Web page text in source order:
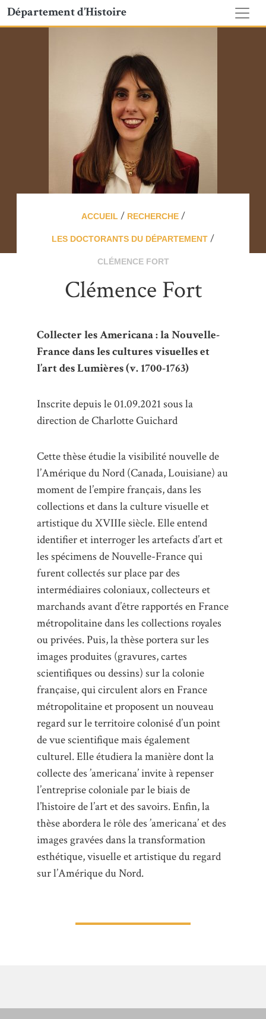
Département d’Histoire
ACCUEIL/ RECHERCHE/
LES DOCTORANTS DU DÉPARTEMENT /
CLÉMENCE FORT
Clémence Fort
Collecter les Americana : la Nouvelle-
France dans les cultures visuelles et
l’art des Lumières (v. 1700-1763)
Inscrite depuis le 01.09.2021 sous la
direction de Charlotte Guichard
Cette thèse étudie la visibilité nouvelle de
l’Amérique du Nord (Canada, Louisiane) au
moment de l’empire français, dans les
collections et dans la culture visuelle et
artistique du XVIIIe siècle. Elle entend
identifier et interroger les artefacts d’art et
les spécimens de Nouvelle-France qui
furent collectés sur place par des
intermédiaires coloniaux, collecteurs et
marchands avant d’être rapportés en France
métropolitaine dans les collections royales
ou privées. Puis, la thèse portera sur les
images produites (gravures, cartes
scientifiques ou dessins) sur la colonie
française, qui circulent alors en France
métropolitaine et proposent un nouveau
regard sur le territoire colonisé d’un point
de vue scientifique mais également
culturel. Elle étudiera la manière dont la
collecte des ’americana’ invite à repenser
l’entreprise coloniale par le biais de
l’histoire de l’art et des savoirs. Enfin, la
thèse abordera le rôle des ’americana’ et des
images gravées dans la transformation
esthétique, visuelle et artistique du regard
sur l’Amérique du Nord.